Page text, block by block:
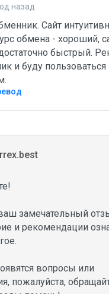
назад
Сайт
обмена - хороший,
быстрый.
и буду пользоваться
замечательный
и рекомендации
вопросы или
пожалуйста,